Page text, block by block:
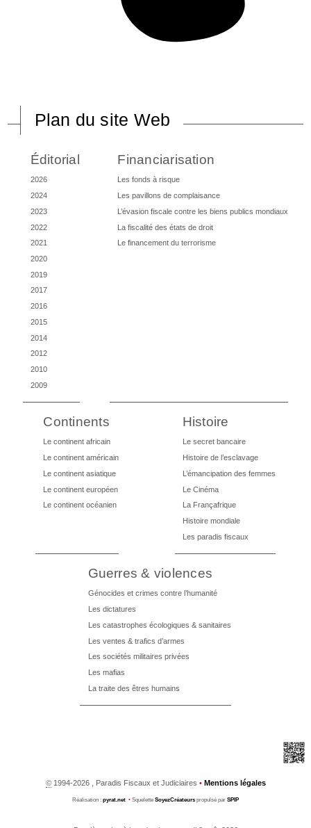
Plan du site Web
Éditorial
2026
2024
2023
2022
2021
2020
2019
2017
2016
2015
2014
2012
2010
2009
Financiarisation
Les fonds à risque
Les pavillons de complaisance
L’évasion fiscale contre les biens publics mondiaux
La fiscalité des états de droit
Le financement du terrorisme
Continents
Le continent africain
Le continent américain
Le continent asiatique
Le continent européen
Le continent océanien
Histoire
Le secret bancaire
Histoire de l’esclavage
L’émancipation des femmes
Le Cinéma
La Françafrique
Histoire mondiale
Les paradis fiscaux
Guerres & violences
Génocides et crimes contre l’humanité
Les dictatures
Les catastrophes écologiques & sanitaires
Les ventes & trafics d’armes
Les sociétés militaires privées
Les mafias
La traite des êtres humains
©1994-2026 , Paradis Fiscaux et Judiciaires • Mentions légales
Réalisation : pyrat.net • Squelette SoyezCréateurs propulsé par SPIP